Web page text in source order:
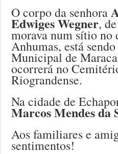
O corpo da senhora
Edwiges Wegner,
morava num sítio no
Anhumas, está
Municipal de
ocorrerá no
Riograndense.
Na cidade de
Marcos Mendes da
Aos familiares e
sentimentos!